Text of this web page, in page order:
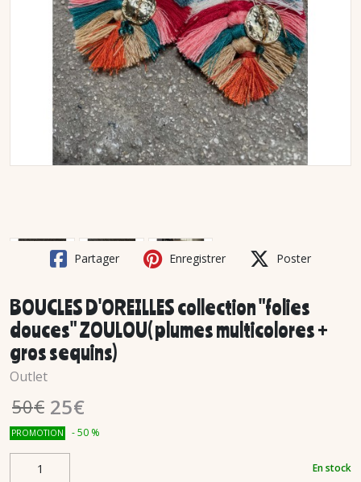
Partager Enregistrer Poster
BOUCLES D'OREILLES collection "folies
douces" ZOULOU( plumes multicolores +
gros sequins)
Outlet
50€ 25€
PROMOTION -50 %
En stock